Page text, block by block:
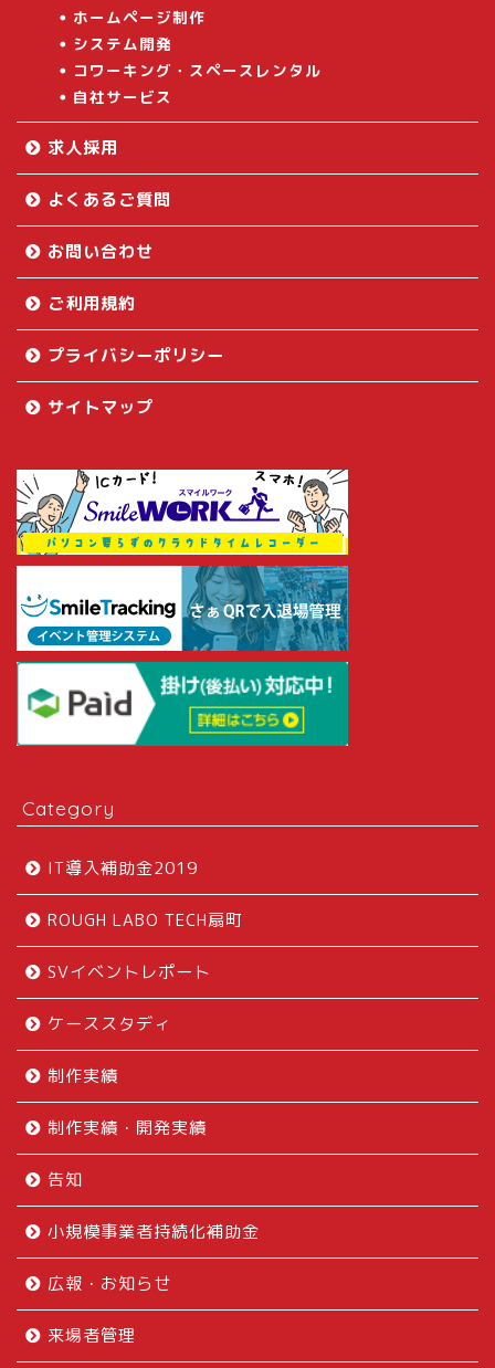
ホームページ制作
システム開発
コワーキング・スペースレンタル
自社サービス
求人採用
よくあるご質問
お問い合わせ
ご利用規約
プライバシーポリシー
サイトマップ
Category
IT導入補助金2019
ROUGH LABO TECH扇町
SVイベントレポート
ケーススタディ
制作実績
制作実績・開発実績
告知
小規模事業者持続化補助金
広報・お知らせ
来場者管理